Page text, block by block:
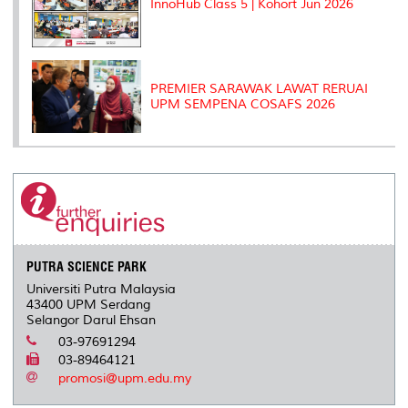
InnoHub Class 5 | Kohort Jun 2026
PREMIER SARAWAK LAWAT RERUAI
UPM SEMPENA COSAFS 2026
PUTRA SCIENCE PARK
Universiti Putra Malaysia
43400 UPM Serdang
Selangor Darul Ehsan
03-97691294
03-89464121
promosi@upm.edu.my